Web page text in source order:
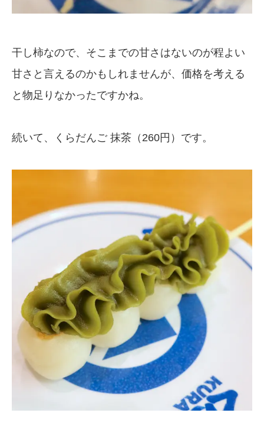
干し柿なので、そこまでの甘さはないのが程よい
甘さと言えるのかもしれませんが、価格を考える
と物足りなかったですかね。
続いて、くらだんご 抹茶（260円）です。